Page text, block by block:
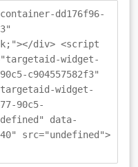
dd176f96-
div> <script
widget-
c904557582f3"
widget-
90c5-
data-
src="undefined">